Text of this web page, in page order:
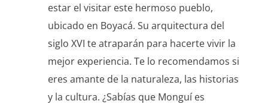
estar el visitar este hermoso pueblo,
ubicado en Boyacá. Su arquitectura del
siglo XVI te atraparán para hacerte vivir la
mejor experiencia. Te lo recomendamos si
eres amante de la naturaleza, las historias
y la cultura. ¿Sabías que Monguí es